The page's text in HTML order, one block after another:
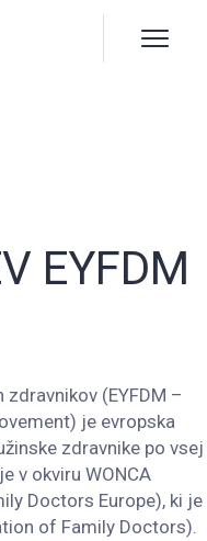
EYFDM
(EYFDM –
je evropska
zdravnike po vsej
v okviru WONCA
Doctors Europe), ki je
of Family Doctors).